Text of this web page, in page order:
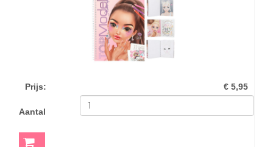
Prijs: € 5,95
Aantal